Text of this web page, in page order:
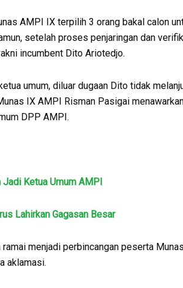
AMPI IX terpilih 3 orang bakal calon
setelah proses penjaringan dan
incumbent Dito Ariotedjo.
umum, diluar dugaan Dito tidak
IX AMPI Risman Pasigai
DPP AMPI.
Ketua Umum AMPI
Lahirkan Gagasan Besar
menjadi perbincangan peserta
aklamasi.